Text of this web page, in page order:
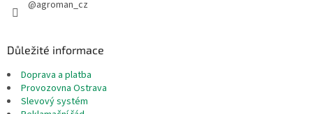
@agroman_cz
Důležité informace
Doprava a platba
Provozovna Ostrava
Slevový systém